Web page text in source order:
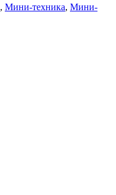
, Мини-техника, Мини-